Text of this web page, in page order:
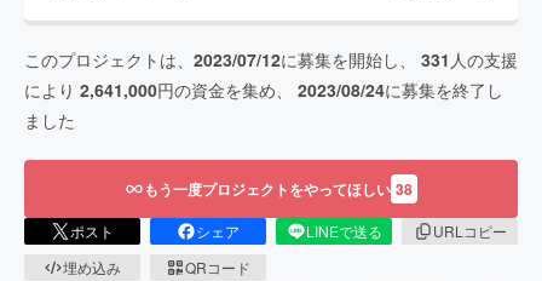
このプロジェクトは、 2023/07/12に募集を開始し、 331 人の支援
により 2,641,000円の資金を集め、 2023/08/24に募集を終了し
ました
もう一度プロジェクトをやってほしい 38
ポスト シェア LINEで送る
URLコピー
埋め込み
QRコード